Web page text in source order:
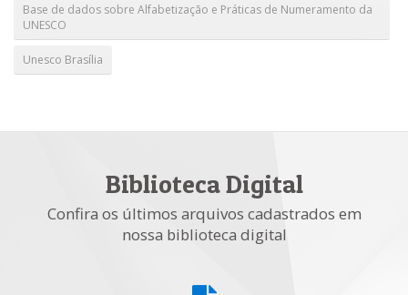
Base de dados sobre Alfabetização e Práticas de Numeramento da
UNESCO
Unesco Brasília
Biblioteca Digital
Confira os últimos arquivos cadastrados em
nossa biblioteca digital